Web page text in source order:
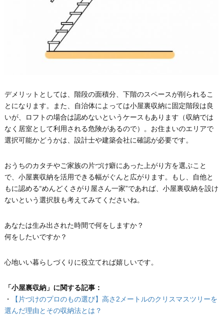
デメリットとしては、階段の面積分、下階のスペースが削られるこ
とになります。また、自治体によっては小屋裏収納に固定階段は良
いが、ロフトの場合は認めないというケースもあります（収納では
なく居室として利用される危険があるので）。お住まいのエリアで
選択可能かどうかは、設計士や建築会社に確認が必要です。
おうちのカタチやご家族の片づけ癖にあった上がり方を選ぶこと
で、小屋裏収納を活用できる幅がぐんと広がります。もし、自他と
もに認める“めんどくさがり屋さん一家”であれば、小屋裏収納を設け
ないという選択肢も考えてみてくださいね。
あなたは生み出された時間で何をしますか？
何をしたいですか？
心地いい暮らしづくりに役立てれば嬉しいです。
「小屋裏収納」に関する記事：
・
【片づけのプロのもの選び】高さ2メートルのクリスマスツリーを
選んだ理由とその収納法とは？